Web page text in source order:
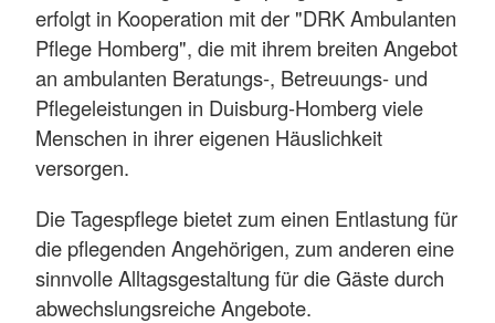
erfolgt in Kooperation mit der "DRK Ambulanten
Pflege Homberg", die mit ihrem breiten Angebot
an ambulanten Beratungs-, Betreuungs- und
Pflegeleistungen in Duisburg-Homberg viele
Menschen in ihrer eigenen Häuslichkeit
versorgen.
Die Tagespflege bietet zum einen Entlastung für
die pflegenden Angehörigen, zum anderen eine
sinnvolle Alltagsgestaltung für die Gäste durch
abwechslungsreiche Angebote.